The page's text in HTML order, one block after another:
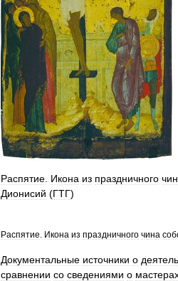
Распятие Икона из праздничного
Дионисий (ГТГ)
Распятие Икона из праздничного чина
Документальные источники о
сравнении со сведениями о